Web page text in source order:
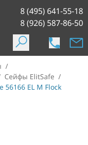
8 (495) 641-55-18
8 (926) 587-86-50
/
Сейфы ElitSafe /
EL M Flock